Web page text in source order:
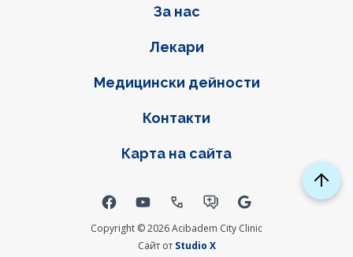
Фуутер навигация
За нас
Лекари
Медицински дейности
Контакти
Карта на сайта
Copyright © 2026 Acibadem City Clinic
Social links
Сайт от Studio X